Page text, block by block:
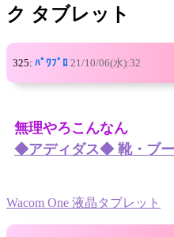
ク タブレット
325: ﾊﾟﾜﾌﾟﾛ 21/10/06(水):32
無理やろこんなん
◆アディダス◆ 靴・ブ
Wacom One 液晶タブレット